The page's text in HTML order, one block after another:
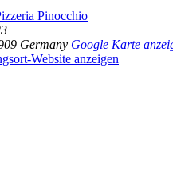
Pinocchio
Germany Google Karte
Website anzeigen